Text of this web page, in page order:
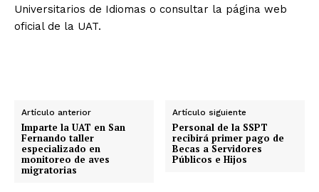
Universitarios de Idiomas o consultar la página web
oficial de la UAT.
Artículo anterior
Imparte la UAT en San
Fernando taller
especializado en
monitoreo de aves
migratorias
Artículo siguiente
Personal de la SSPT
recibirá primer pago de
Becas a Servidores
Públicos e Hijos